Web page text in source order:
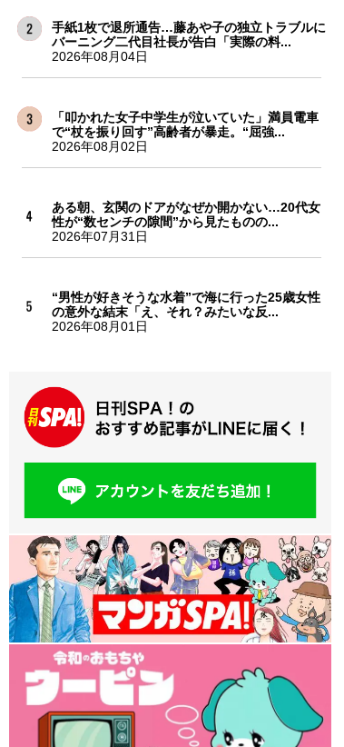
手紙1枚で退所通告…藤あや子の独立トラブルに
バーニング二代目社長が告白「実際の料...
2026年08月04日
「叩かれた女子中学生が泣いていた」満員電車
で“杖を振り回す”高齢者が暴走。“屈強...
2026年08月02日
ある朝、玄関のドアがなぜか開かない…20代女
性が“数センチの隙間”から見たものの...
2026年07月31日
“男性が好きそうな水着”で海に行った25歳女性
の意外な結末「え、それ？みたいな反...
2026年08月01日